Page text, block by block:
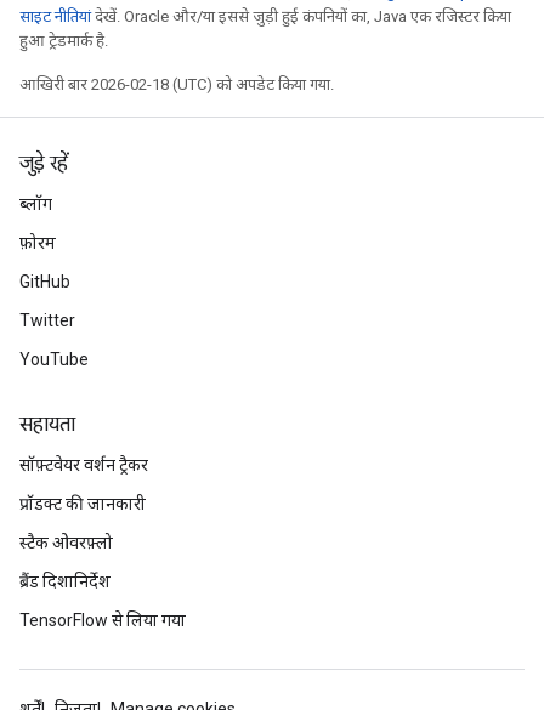
साइट नीतियांदेखें. Oracle और/या इससे जुड़ी हुई कंपनियों का, Java एक रजिस्टर किया
हुआ ट्रेडमार्क है.
आखिरी बार 2026-02-18 (UTC) को अपडेट किया गया.
जुड़े रहें
ब्लॉग
फ़ोरम
GitHub
Twitter
YouTube
सहायता
सॉफ़्टवेयर वर्शन ट्रैकर
प्रॉडक्ट की जानकारी
स्टैक ओवरफ़्लो
ब्रैंड दिशानिर्देश
TensorFlow से लिया गया